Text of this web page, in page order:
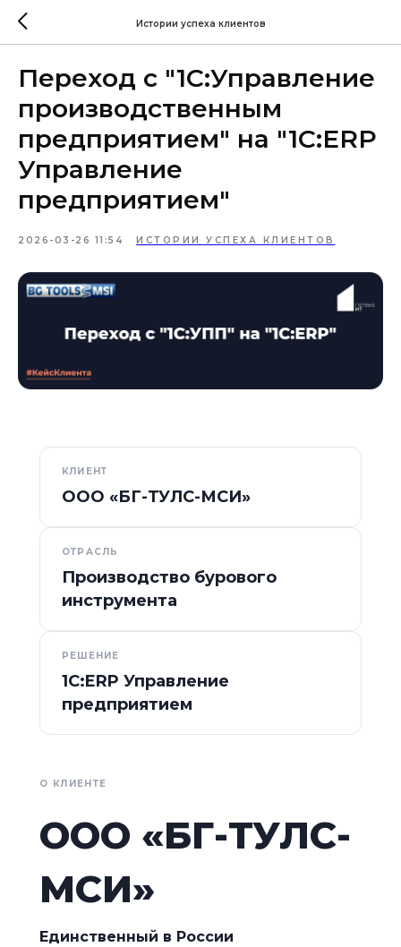
Истории успеха клиентов
Переход с "1С:Управление
производственным
предприятием" на "1С:ERP
Управление
предприятием"
2026-03-26 11:54 ИСТОРИИ УСПЕХА КЛИЕНТОВ
КЛИЕНТ
ООО «БГ-ТУЛС-МСИ»
ОТРАСЛЬ
Производство бурового
инструмента
РЕШЕНИЕ
1С:ERP Управление
предприятием
О КЛИЕНТЕ
ООО «БГ-ТУЛС-
МСИ»
Единственный в России